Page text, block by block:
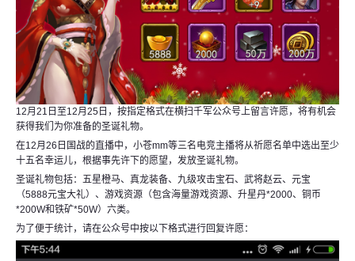
12月21日至12月25日，按指定格式在横扫千军公众号上留言许愿，将有机会
获得我们为你准备的圣诞礼物。
在12月26日国战的直播中，小苍mm等三名电竞主播将从祈愿名单中选出至少
十五名幸运儿，根据事先许下的愿望，发放圣诞礼物。
圣诞礼物包括：五星橙马、真龙装备、九级攻击宝石、武将赵云、元宝
（5888元宝大礼）、游戏资源（包含海量游戏资源、升星丹*2000、铜币
*200W和铁矿*50W）六类。
为了便于统计，请在公众号中按以下格式进行回复许愿：